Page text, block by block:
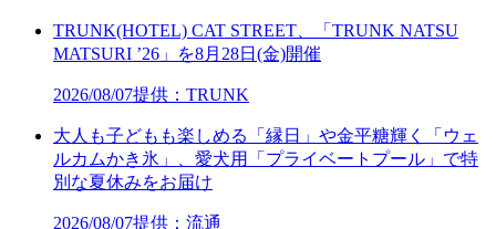
TRUNK(HOTEL) CAT STREET、「TRUNK NATSU
MATSURI ’26」を8月28日(金)開催
2026/08/07提供：TRUNK
大人も子どもも楽しめる「縁日」や金平糖輝く「ウェ
ルカムかき氷」、愛犬用「プライベートプール」で特
別な夏休みをお届け
2026/08/07提供：流通